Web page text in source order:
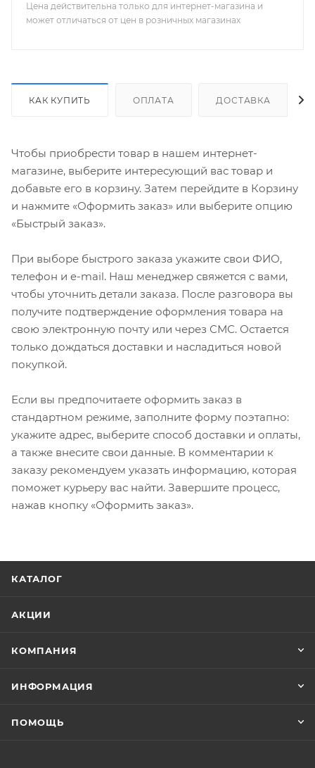
Цена действительна только для интернет-магазина и
может отличаться от цен в розничных магазинах
КАК КУПИТЬ ОПЛАТА ДОСТАВКА
Чтобы приобрести товар в нашем интернет-
магазине, выберите интересующий вас товар и
добавьте его в корзину. Затем перейдите в Корзину
и нажмите «Оформить заказ» или выберите опцию
«Быстрый заказ».
При выборе быстрого заказа укажите свои ФИО,
телефон и e-mail. Наш менеджер свяжется с вами,
чтобы уточнить детали заказа. После разговора вы
получите подтверждение оформления товара на
свою электронную почту или через СМС. Остается
только дождаться доставки и насладиться новой
покупкой.
Если вы предпочитаете оформить заказ в
стандартном режиме, заполните форму поэтапно:
укажите адрес, выберите способ доставки и оплаты,
а также внесите свои данные. В комментарии к
заказу рекомендуем указать информацию, которая
поможет курьеру вас найти. Завершите процесс,
нажав кнопку «Оформить заказ».
КАТАЛОГ
АКЦИИ
КОМПАНИЯ
ИНФОРМАЦИЯ
ПОМОЩЬ